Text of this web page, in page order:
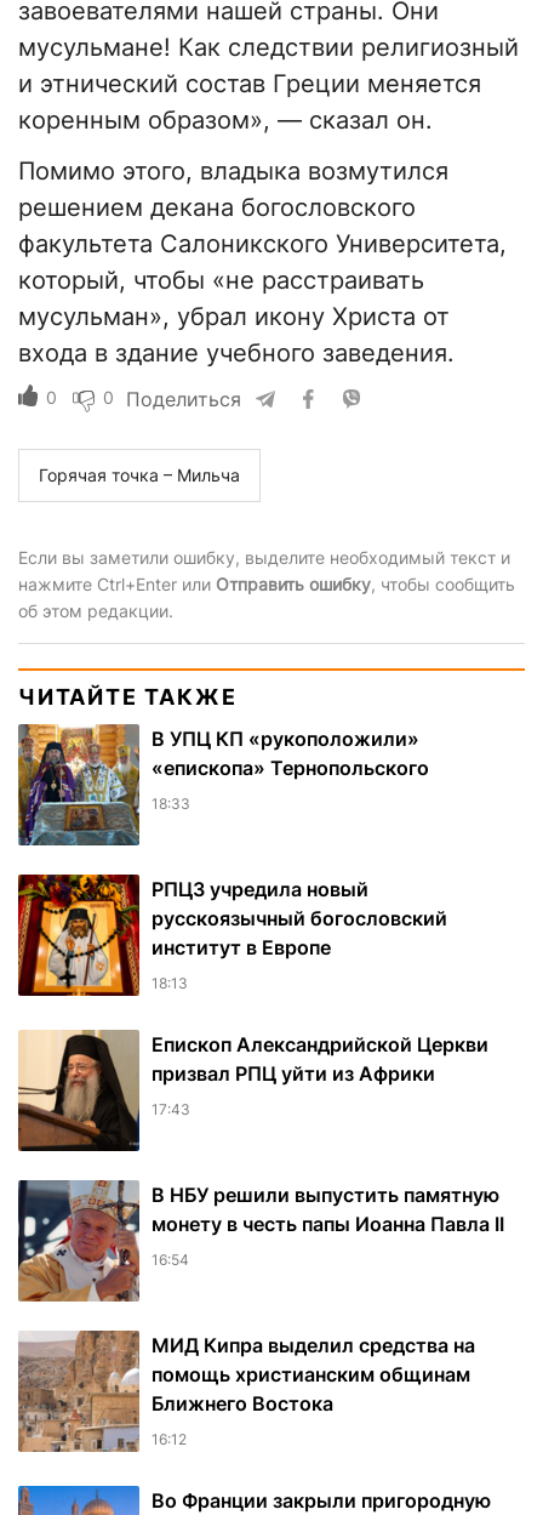
завоевателями нашей страны. Они
мусульмане! Как следствии религиозный
и этнический состав Греции меняется
коренным образом», — сказал он.
Помимо этого, владыка возмутился
решением декана богословского
факультета Салоникского Университета,
который, чтобы «не расстраивать
мусульман», убрал икону Христа от
входа в здание учебного заведения.
0 0 Поделиться
Горячая точка – Мильча
Если вы заметили ошибку, выделите необходимый текст и
нажмите Ctrl+Enter или Отправить ошибку, чтобы сообщить
об этом редакции.
ЧИТАЙТЕ ТАКЖЕ
В УПЦ КП «рукоположили»
«епископа» Тернопольского
18:33
РПЦЗ учредила новый
русскоязычный богословский
институт в Европе
18:13
Епископ Александрийской Церкви
призвал РПЦ уйти из Африки
17:43
В НБУ решили выпустить памятную
монету в честь папы Иоанна Павла II
16:54
МИД Кипра выделил средства на
помощь христианским общинам
Ближнего Востока
16:12
Во Франции закрыли пригородную